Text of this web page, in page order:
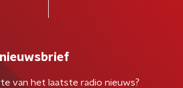
nieuwsbrief
van het laatste radio nieuws?